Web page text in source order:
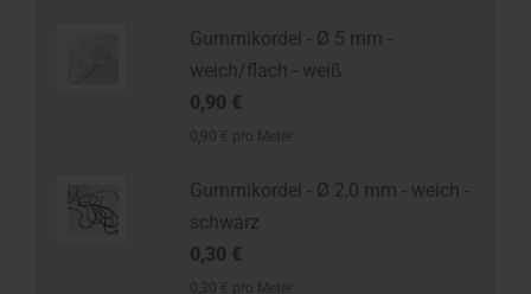
Gummikordel - Ø 5 mm -
weich/flach - weiß
0,90 €
Gummikordel - Ø 2,0 mm - weich -
schwarz
0,30 €